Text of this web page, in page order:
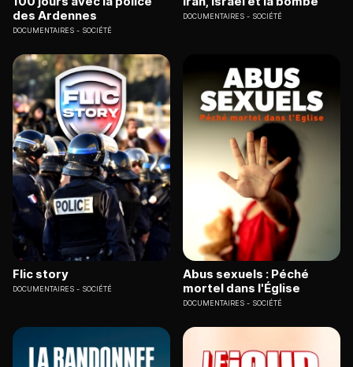
des Ardennes
DOCUMENTAIRES SOCIÉTÉ
DOCUMENTAIRES SOCIÉTÉ
Flic story
DOCUMENTAIRES SOCIÉTÉ
Abus sexuels : Péché
mortel dans l'Église
DOCUMENTAIRES SOCIÉTÉ